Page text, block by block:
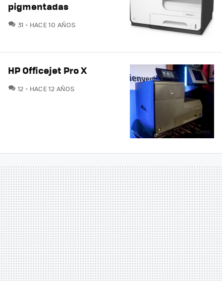
pigmentadas
31 COMENTARIOS
HACE 10 AÑOS
HP Officejet Pro X
12 COMENTARIOS
HACE 12 AÑOS